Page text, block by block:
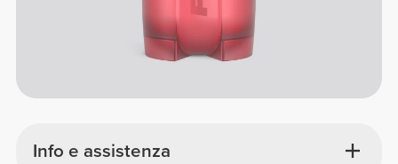
Info e assistenza